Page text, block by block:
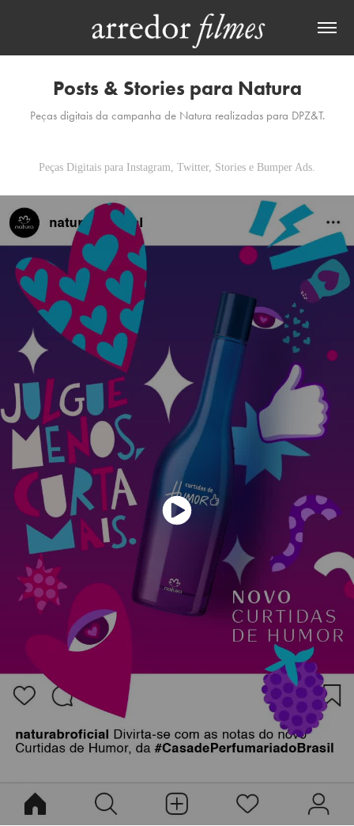
Posts & Stories para Natura
Peças digitais da campanha de Natura realizadas para DPZ&T.
Peças Digitais para Instagram, Twitter, Stories e Bumper Ads.